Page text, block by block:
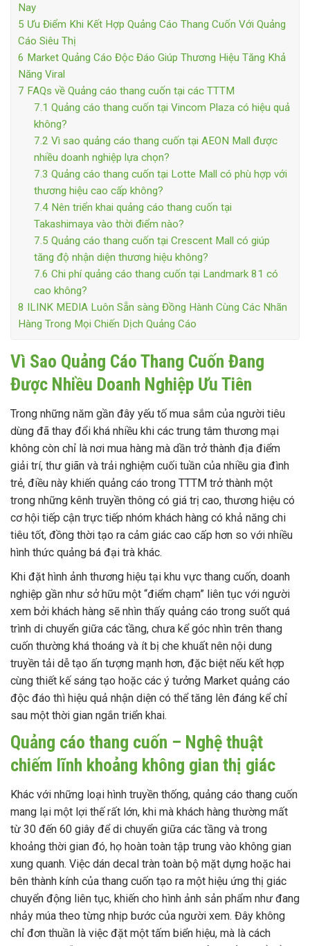
Nay
5 Ưu Điểm Khi Kết Hợp Quảng Cáo Thang Cuốn Với Quảng
Cáo Siêu Thị
6 Market Quảng Cáo Độc Đáo Giúp Thương Hiệu Tăng Khả
Năng Viral
7 FAQs về Quảng cáo thang cuốn tại các TTTM
7.1 Quảng cáo thang cuốn tại Vincom Plaza có hiệu quả
không?
7.2 Vì sao quảng cáo thang cuốn tại AEON Mall được
nhiều doanh nghiệp lựa chọn?
7.3 Quảng cáo thang cuốn tại Lotte Mall có phù hợp với
thương hiệu cao cấp không?
7.4Nên triển khai quảng cáo thang cuốn tại
Takashimaya vào thời điểm nào?
7.5 Quảng cáo thang cuốn tại Crescent Mall có giúp
tăng độ nhận diện thương hiệu không?
7.6 Chi phí quảng cáo thang cuốn tại Landmark 81 có
cao không?
8 ILINK MEDIA Luôn Sẵn sàng Đồng Hành Cùng Các Nhãn
Hàng Trong Mọi Chiến Dịch Quảng Cáo
Vì Sao Quảng Cáo Thang Cuốn Đang
Được Nhiều Doanh Nghiệp Ưu Tiên
Trong những năm gần đây yếu tố mua sắm của người tiêu
dùng đã thay đổi khá nhiều khi các trung tâm thương mại
không còn chỉ là nơi mua hàng mà dần trở thành địa điểm
giải trí, thư giãn và trải nghiệm cuối tuần của nhiều gia đình
trẻ, điều này khiến quảng cáo trong TTTM trở thành một
trong những kênh truyền thông có giá trị cao, thương hiệu có
cơ hội tiếp cận trực tiếp nhóm khách hàng có khả năng chi
tiêu tốt, đồng thời tạo ra cảm giác cao cấp hơn so với nhiều
hình thức quảng bá đại trà khác.
Khi đặt hình ảnh thương hiệu tại khu vực thang cuốn, doanh
nghiệp gần như sở hữu một “điểm chạm” liên tục với người
xem bởi khách hàng sẽ nhìn thấy quảng cáo trong suốt quá
trình di chuyển giữa các tầng, chưa kể góc nhìn trên thang
cuốn thường khá thoáng và ít bị che khuất nên nội dung
truyền tải dễ tạo ấn tượng mạnh hơn, đặc biệt nếu kết hợp
cùng thiết kế sáng tạo hoặc các ý tưởng Market quảng cáo
độc đáo thì hiệu quả nhận diện có thể tăng lên đáng kể chỉ
sau một thời gian ngắn triển khai.
Quảng cáo thang cuốn – Nghệ thuật
chiếm lĩnh khoảng không gian thị giác
Khác với những loại hình truyền thống, quảng cáo thang cuốn
mang lại một lợi thế rất lớn, khi mà khách hàng thường mất
từ 30 đến 60 giây để di chuyển giữa các tầng và trong
khoảng thời gian đó, họ hoàn toàn tập trung vào không gian
xung quanh. Việc dán decal tràn toàn bộ mặt dựng hoặc hai
bên thành kính của thang cuốn tạo ra một hiệu ứng thị giác
chuyển động liên tục, khiến cho hình ảnh sản phẩm như đang
nhảy múa theo từng nhịp bước của người xem. Đây không
chỉ đơn thuần là việc đặt một tấm biển hiệu, mà là cách